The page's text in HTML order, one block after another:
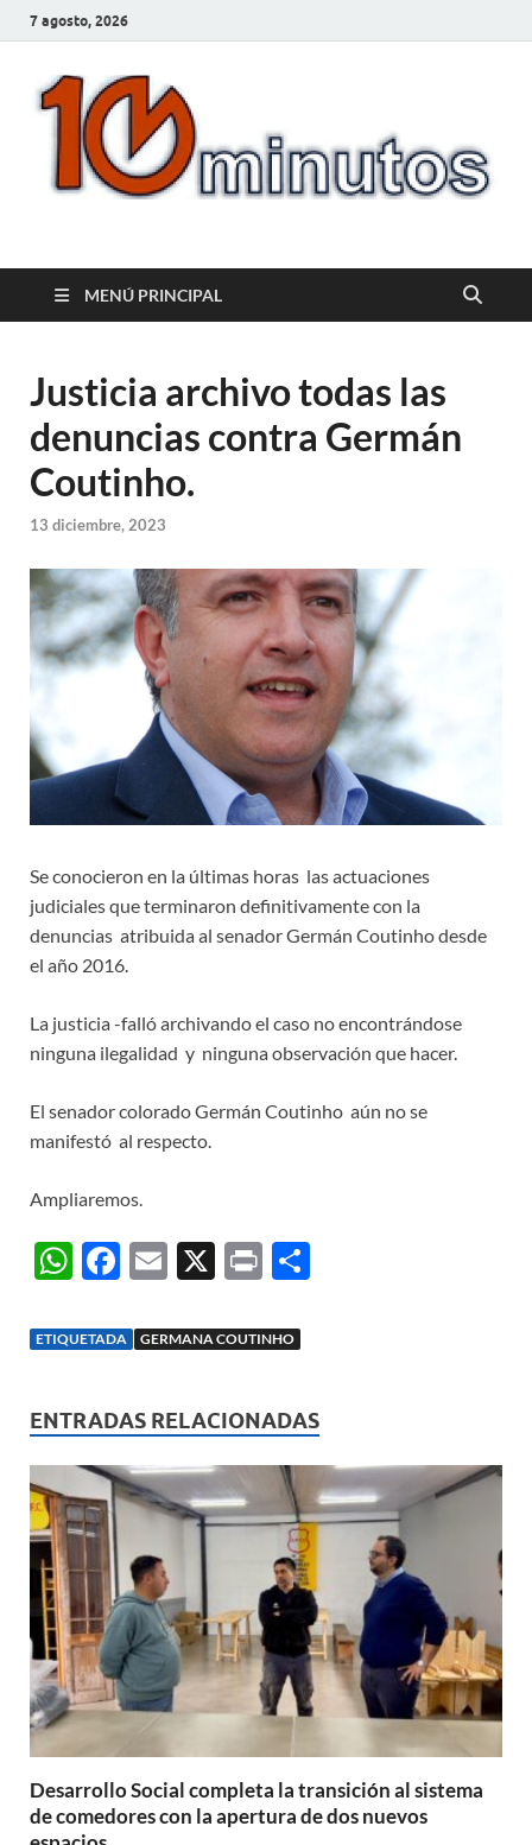
7 agosto, 2026
10minutos.com.uy
MENÚ PRINCIPAL
Justicia archivo todas las
denuncias contra Germán
Coutinho.
13 diciembre, 2023
Se conocieron en la últimas horas las actuaciones
judiciales que terminaron definitivamente con la
denuncias atribuida al senador Germán Coutinho desde
el año 2016.
La justicia -falló archivando el caso no encontrándose
ninguna ilegalidad y ninguna observación que hacer.
El senador colorado Germán Coutinho aún no se
manifestó al respecto.
Ampliaremos.
W
at
A
p
p
F
e
o
o
k
E
ail
X
P
nt
ar
ti
r
ETIQUETADA GERMANA COUTINHO
ENTRADAS RELACIONADAS
Desarrollo Social completa la transición al sistema
de comedores con la apertura de dos nuevos